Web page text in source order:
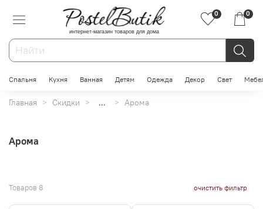
интернет-магазин товаров для дома
0 0
Спальня Кухня Ванная Детям Одежда Декор Свет
Главная Скидки ... Арома
Арома
Товаров 8 очистить фильтр